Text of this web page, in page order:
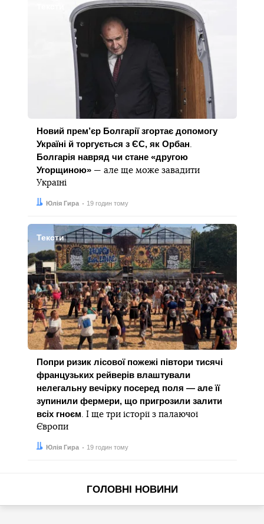
Новий прем’єр Болгарії згортає допомогу
Україні й торгується з ЄС, як Орбан
Болгарія навряд чи стане «другою
Угорщиною» — але ще може завадити
Україні
Автор:
Юлія Гира
Дата: 19 годин тому
Тексти
Попри ризик лісової пожежі півтори тисячі
французьких рейверів влаштували
нелегальну вечірку посеред поля — але її
зупинили фермери, що пригрозили залити
всіх гноєм . І ще три історії з палаючої
Європи
Автор:
Юлія Гира
Дата: 19 годин тому
ГОЛОВНІ НОВИНИ